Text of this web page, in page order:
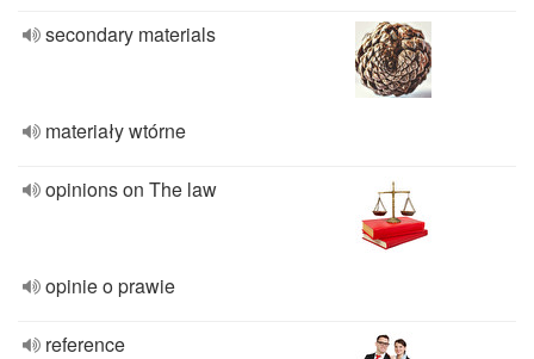
secondary materials
materiały wtórne
opinions on The law
opinie o prawie
reference